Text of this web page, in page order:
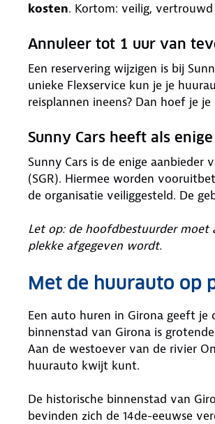
kosten. Kortom: veilig, vertrouwd
Annuleer tot 1 uur van
Een reservering wijzigen is bij
unieke Flexservice kun je je
reisplannen ineens? Dan hoef je
Sunny Cars heeft als
Sunny Cars is de enige
(SGR). Hiermee worden
de organisatie veiliggesteld. De
Let op: de hoofdbestuurder
plekke afgegeven wordt.
Met de huurauto op
Een auto huren in Girona geeft je
binnenstad van Girona is
Aan de westoever van de rivier
huurauto kwijt kunt.
De historische binnenstad van
bevinden zich de 14de-eeuwse